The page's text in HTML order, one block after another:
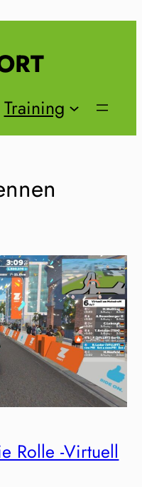
Training
Rolle -Virtuell